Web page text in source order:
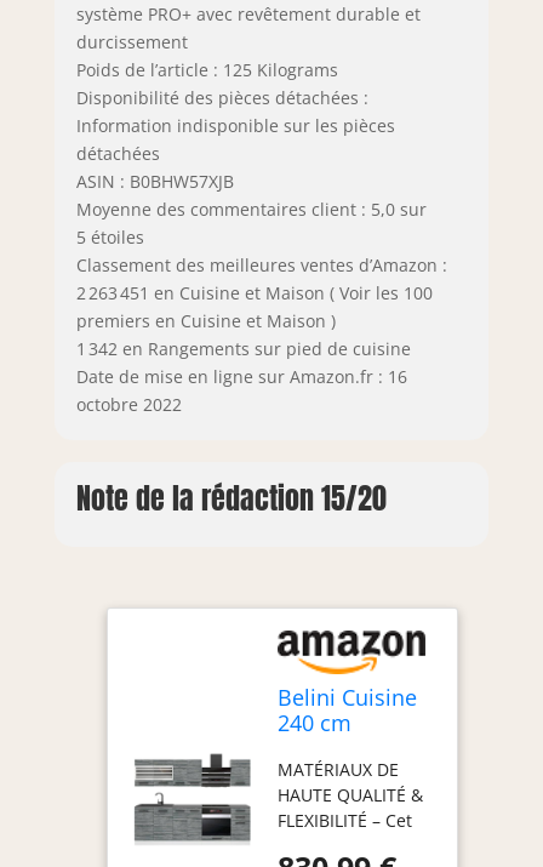
système PRO+ avec revêtement durable et
durcissement
Poids de l’article : 125 Kilograms
Disponibilité des pièces détachées :
Information indisponible sur les pièces
détachées
ASIN : B0BHW57XJB
Moyenne des commentaires client : 5,0 sur
5 étoiles
Classement des meilleures ventes d’Amazon :
2 263 451 en Cuisine et Maison ( Voir les 100
premiers en Cuisine et Maison )
1 342 en Rangements sur pied de cuisine
Date de mise en ligne sur Amazon.fr : 16
octobre 2022
Note de la rédaction 15/20
Belini Cuisine
240 cm
Plan de Travail,
Chêne
Glamour
MATÉRIAUX DE
HAUTE QUALITÉ &
FLEXIBILITÉ – Cet